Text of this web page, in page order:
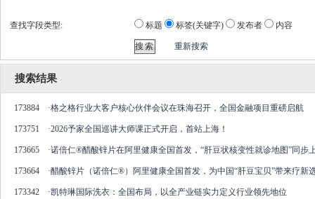
查找字段类型: 标题 标签(关键字) 发布者 内容
重新搜索
搜索结果
173884 ·格之格行业大客户核心伙伴会议在珠海召开，全国金融项目重磅启航
173751 ·2026予家全国巡讲大师课正式开启，首站上海！
173665 ·诺倍仁®醋酸锌片在阿里健康全国首发，“肝豆状核变性就诊地图”同步
173664 ·醋酸锌片（诺倍仁®）阿里健康全国首发，为中国“肝豆宝贝”带来疗新
173342 ·凯特琳国际洗衣：全国布局，以全产业链实力定义行业领先地位